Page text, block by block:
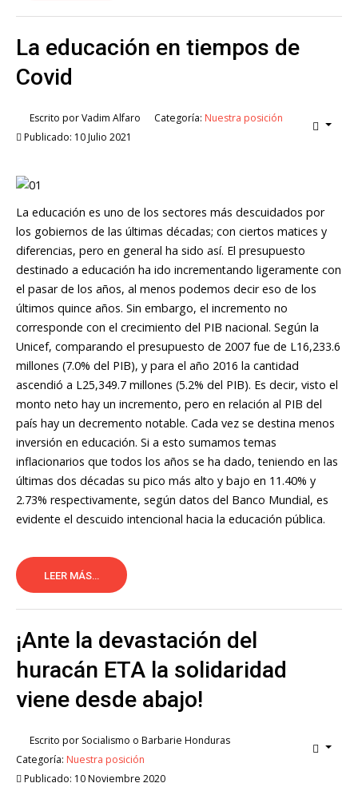
La educación en tiempos de
Covid
Escrito porVadim Alfaro Categoría: Nuestra posición
Publicado: 10 Julio 2021
La educación es uno de los sectores más descuidados por
los gobiernos de las últimas décadas; con ciertos matices y
diferencias, pero en general ha sido así. El presupuesto
destinado a educación ha ido incrementando ligeramente con
el pasar de los años, al menos podemos decir eso de los
últimos quince años. Sin embargo, el incremento no
corresponde con el crecimiento del PIB nacional. Según la
Unicef, comparando el presupuesto de 2007 fue de L16,233.6
millones (7.0% del PIB), y para el año 2016 la cantidad
ascendió a L25,349.7 millones (5.2% del PIB). Es decir, visto el
monto neto hay un incremento, pero en relación al PIB del
país hay un decremento notable. Cada vez se destina menos
inversión en educación. Si a esto sumamos temas
inflacionarios que todos los años se ha dado, teniendo en las
últimas dos décadas su pico más alto y bajo en 11.40% y
2.73% respectivamente, según datos del Banco Mundial, es
evidente el descuido intencional hacia la educación pública.
LEER MÁS...
¡Ante la devastación del
huracán ETA la solidaridad
viene desde abajo!
Escrito por Socialismo o Barbarie Honduras
Categoría: Nuestra posición
Publicado: 10 Noviembre 2020